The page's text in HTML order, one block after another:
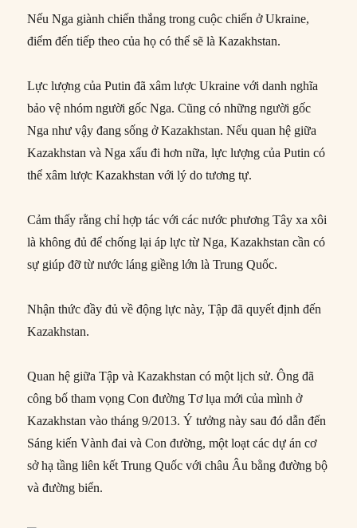
Nếu Nga giành chiến thắng trong cuộc chiến ở Ukraine,
điểm đến tiếp theo của họ có thể sẽ là Kazakhstan.
Lực lượng của Putin đã xâm lược Ukraine với danh nghĩa
bảo vệ nhóm người gốc Nga. Cũng có những người gốc
Nga như vậy đang sống ở Kazakhstan. Nếu quan hệ giữa
Kazakhstan và Nga xấu đi hơn nữa, lực lượng của Putin có
thể xâm lược Kazakhstan với lý do tương tự.
Cảm thấy rằng chỉ hợp tác với các nước phương Tây xa xôi
là không đủ để chống lại áp lực từ Nga, Kazakhstan cần có
sự giúp đỡ từ nước láng giềng lớn là Trung Quốc.
Nhận thức đầy đủ về động lực này, Tập đã quyết định đến
Kazakhstan.
Quan hệ giữa Tập và Kazakhstan có một lịch sử. Ông đã
công bố tham vọng Con đường Tơ lụa mới của mình ở
Kazakhstan vào tháng 9/2013. Ý tưởng này sau đó dẫn đến
Sáng kiến Vành đai và Con đường, một loạt các dự án cơ
sở hạ tầng liên kết Trung Quốc với châu Âu bằng đường bộ
và đường biển.